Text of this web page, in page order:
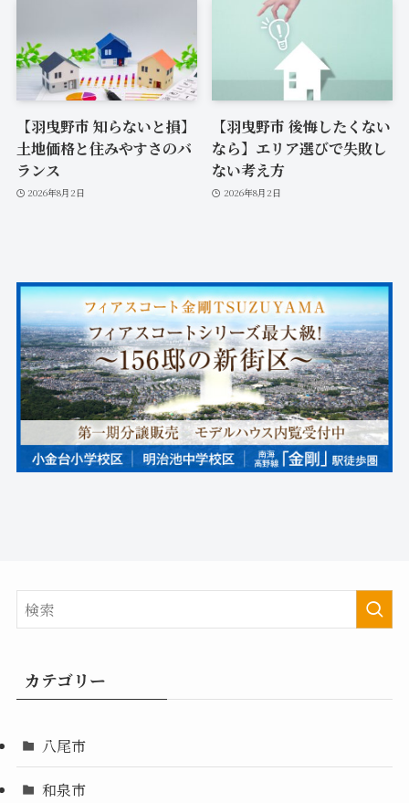
【羽曳野市 知らないと損】
土地価格と住みやすさのバ
ランス
2026年8月2日
【羽曳野市 後悔したくない
なら】エリア選びで失敗し
ない考え方
2026年8月2日
カテゴリー
八尾市
和泉市